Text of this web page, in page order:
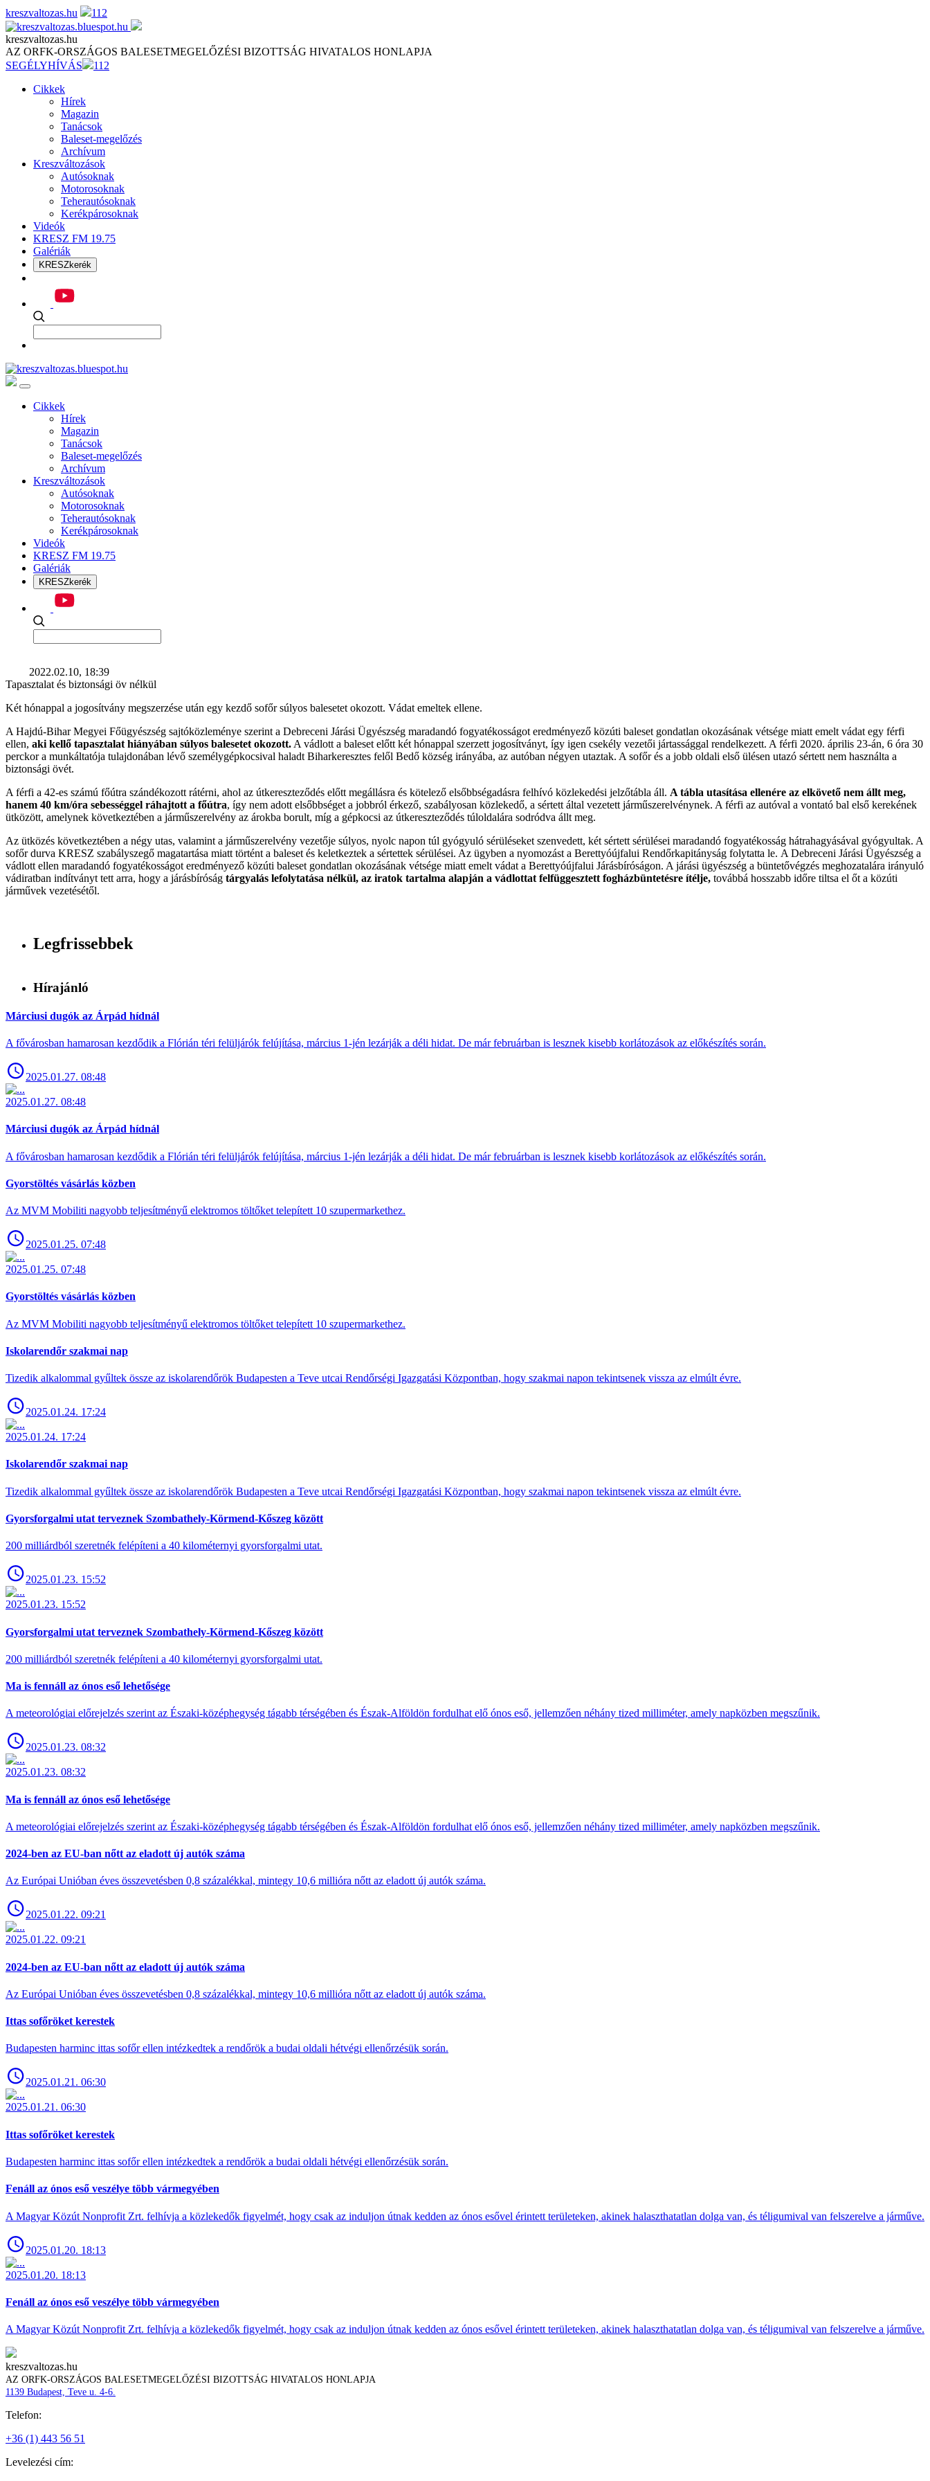
Skip
to
content
kreszvaltozas.hu 112
kreszvaltozas.hu
AZ ORFK-ORSZÁGOS BALESETMEGELŐZÉSI BIZOTTSÁG HIVATALOS HONLAPJA
SEGÉLYHÍVÁS
112
Cikkek
Hírek
Magazin
Tanácsok
Baleset-megelőzés
Archívum
Kreszváltozások
Autósoknak
Motorosoknak
Teherautósoknak
Kerékpárosoknak
Videók
KRESZ FM 19.75
Galériák
KRESZkerék
Cikkek
Hírek
Magazin
Tanácsok
Baleset-megelőzés
Archívum
Kreszváltozások
Autósoknak
Motorosoknak
Teherautósoknak
Kerékpárosoknak
Videók
KRESZ FM 19.75
Galériák
KRESZkerék
2022.02.10, 18:39
Tapasztalat és biztonsági öv nélkül
Két hónappal a jogosítvány megszerzése után egy kezdő sofőr súlyos balesetet okozott. Vádat emeltek ellene.
A Hajdú-Bihar Megyei Főügyészség sajtóközleménye szerint a Debreceni Járási Ügyészség maradandó fogyatékosságot eredményező közúti baleset gondatlan okozásának vétsége miatt emelt vádat egy férfi
ellen, aki kellő tapasztalat hiányában súlyos balesetet okozott. A vádlott a baleset előtt két hónappal szerzett jogosítványt, így igen csekély vezetői jártassággal rendelkezett. A férfi 2020. április 23-án, 6 óra 30
perckor a munkáltatója tulajdonában lévő személygépkocsival haladt Biharkeresztes felől Bedő község irányába, az autóban négyen utaztak. A sofőr és a jobb oldali első ülésen utazó sértett nem használta a
biztonsági övét.
A férfi a 42-es számú főútra szándékozott rátérni, ahol az útkereszteződés előtt megállásra és kötelező elsőbbségadásra felhívó közlekedési jelzőtábla áll. A tábla utasítása ellenére az elkövető nem állt meg,
hanem 40 km/óra sebességgel ráhajtott a főútra, így nem adott elsőbbséget a jobbról érkező, szabályosan közlekedő, a sértett által vezetett járműszerelvénynek. A férfi az autóval a vontató bal első kerekének
ütközött, amelynek következtében a járműszerelvény az árokba borult, míg a gépkocsi az útkereszteződés túloldalára sodródva állt meg.
Az ütközés következtében a négy utas, valamint a járműszerelvény vezetője súlyos, nyolc napon túl gyógyuló sérüléseket szenvedett, két sértett sérülései maradandó fogyatékosság hátrahagyásával gyógyultak. A
sofőr durva KRESZ szabályszegő magatartása miatt történt a baleset és keletkeztek a sértettek sérülései. Az ügyben a nyomozást a Berettyóújfalui Rendőrkapitányság folytatta le. A Debreceni Járási Ügyészség a
vádlott ellen maradandó fogyatékosságot eredményező közúti baleset gondatlan okozásának vétsége miatt emelt vádat a Berettyóújfalui Járásbíróságon. A járási ügyészség a büntetővégzés meghozatalára irányuló
vádiratban indítványt tett arra, hogy a járásbíróság tárgyalás lefolytatása nélkül, az iratok tartalma alapján a vádlottat felfüggesztett fogházbüntetésre ítélje, továbbá hosszabb időre tiltsa el őt a közúti
járművek vezetésétől.
Legfrissebbek
Hírajánló
Márciusi dugók az Árpád hídnál
A fővárosban hamarosan kezdődik a Flórián téri felüljárók felújítása, március 1-jén lezárják a déli hidat. De már februárban is lesznek kisebb korlátozások az előkészítés során.
2025.01.27. 08:48
2025.01.27. 08:48
Márciusi dugók az Árpád hídnál
A fővárosban hamarosan kezdődik a Flórián téri felüljárók felújítása, március 1-jén lezárják a déli hidat. De már februárban is lesznek kisebb korlátozások az előkészítés során.
Gyorstöltés vásárlás közben
Az MVM Mobiliti nagyobb teljesítményű elektromos töltőket telepített 10 szupermarkethez.
2025.01.25. 07:48
2025.01.25. 07:48
Gyorstöltés vásárlás közben
Az MVM Mobiliti nagyobb teljesítményű elektromos töltőket telepített 10 szupermarkethez.
Iskolarendőr szakmai nap
Tizedik alkalommal gyűltek össze az iskolarendőrök Budapesten a Teve utcai Rendőrségi Igazgatási Központban, hogy szakmai napon tekintsenek vissza az elmúlt évre.
2025.01.24. 17:24
2025.01.24. 17:24
Iskolarendőr szakmai nap
Tizedik alkalommal gyűltek össze az iskolarendőrök Budapesten a Teve utcai Rendőrségi Igazgatási Központban, hogy szakmai napon tekintsenek vissza az elmúlt évre.
Gyorsforgalmi utat terveznek Szombathely-Körmend-Kőszeg között
200 milliárdból szeretnék felépíteni a 40 kilométernyi gyorsforgalmi utat.
2025.01.23. 15:52
2025.01.23. 15:52
Gyorsforgalmi utat terveznek Szombathely-Körmend-Kőszeg között
200 milliárdból szeretnék felépíteni a 40 kilométernyi gyorsforgalmi utat.
Ma is fennáll az ónos eső lehetősége
A meteorológiai előrejelzés szerint az Északi-középhegység tágabb térségében és Észak-Alföldön fordulhat elő ónos eső, jellemzően néhány tized milliméter, amely napközben megszűnik.
2025.01.23. 08:32
2025.01.23. 08:32
Ma is fennáll az ónos eső lehetősége
A meteorológiai előrejelzés szerint az Északi-középhegység tágabb térségében és Észak-Alföldön fordulhat elő ónos eső, jellemzően néhány tized milliméter, amely napközben megszűnik.
2024-ben az EU-ban nőtt az eladott új autók száma
Az Európai Unióban éves összevetésben 0,8 százalékkal, mintegy 10,6 millióra nőtt az eladott új autók száma.
2025.01.22. 09:21
2025.01.22. 09:21
2024-ben az EU-ban nőtt az eladott új autók száma
Az Európai Unióban éves összevetésben 0,8 százalékkal, mintegy 10,6 millióra nőtt az eladott új autók száma.
Ittas sofőröket kerestek
Budapesten harminc ittas sofőr ellen intézkedtek a rendőrök a budai oldali hétvégi ellenőrzésük során.
2025.01.21. 06:30
2025.01.21. 06:30
Ittas sofőröket kerestek
Budapesten harminc ittas sofőr ellen intézkedtek a rendőrök a budai oldali hétvégi ellenőrzésük során.
Fenáll az ónos eső veszélye több vármegyében
A Magyar Közút Nonprofit Zrt. felhívja a közlekedők figyelmét, hogy csak az induljon útnak kedden az ónos esővel érintett területeken, akinek halaszthatatlan dolga van, és téligumival van felszerelve a járműve.
2025.01.20. 18:13
2025.01.20. 18:13
Fenáll az ónos eső veszélye több vármegyében
A Magyar Közút Nonprofit Zrt. felhívja a közlekedők figyelmét, hogy csak az induljon útnak kedden az ónos esővel érintett területeken, akinek halaszthatatlan dolga van, és téligumival van felszerelve a járműve.
kreszvaltozas.hu
AZ ORFK-ORSZÁGOS BALESETMEGELŐZÉSI BIZOTTSÁG HIVATALOS HONLAPJA
1139 Budapest, Teve u. 4-6.
Telefon:
+36 (1) 443 56 51
Levelezési cím: